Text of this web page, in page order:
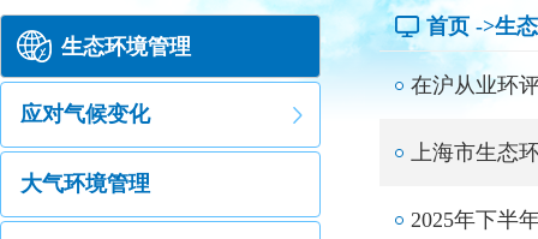
生态环境管理
应对气候变化
大气环境管理
首页 ->生
在沪从业环
上海市生态
2025年下半